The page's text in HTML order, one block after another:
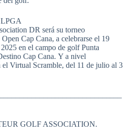
LPGA
DR será su torneo
Cap Cana, a celebrarse el 19
en el campo de golf Punta
Cap Cana. Y a nivel
el Virtual Scramble, del 11 de julio al 3
GOLF ASSOCIATION.